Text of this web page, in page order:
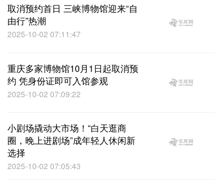
取消预约首日 三峡博物馆迎来“自
由行”热潮
2025-10-02 07:11:47
重庆多家博物馆10月1日起取消预
约 凭身份证即可入馆参观
2025-10-02 07:09:22
小剧场撬动大市场！“白天逛商
圈，晚上进剧场”成年轻人休闲新
选择
2025-10-02 07:05:43